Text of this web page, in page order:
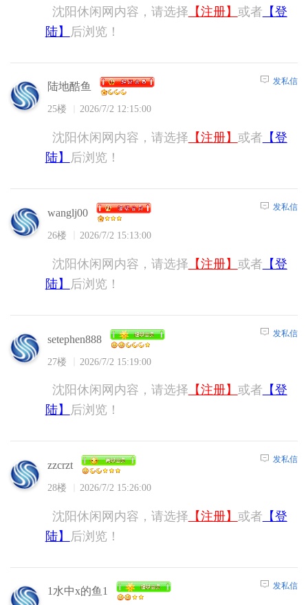
沈阳休闲网内容，请选择 【注册】 或者 【登
陆】
后浏览！
陆地酷鱼
25楼 2026/7/2 12:15:00
发私信
沈阳休闲网内容，请选择 【注册】 或者 【登
陆】
后浏览！
wanglj00
26楼 2026/7/2 15:13:00
发私信
沈阳休闲网内容，请选择 【注册】 或者 【登
陆】
后浏览！
setephen888
27楼 2026/7/2 15:19:00
发私信
沈阳休闲网内容，请选择 【注册】 或者 【登
陆】
后浏览！
zzcrzt
28楼 2026/7/2 15:26:00
发私信
沈阳休闲网内容，请选择 【注册】 或者 【登
陆】
后浏览！
1水中x的鱼1 发私信